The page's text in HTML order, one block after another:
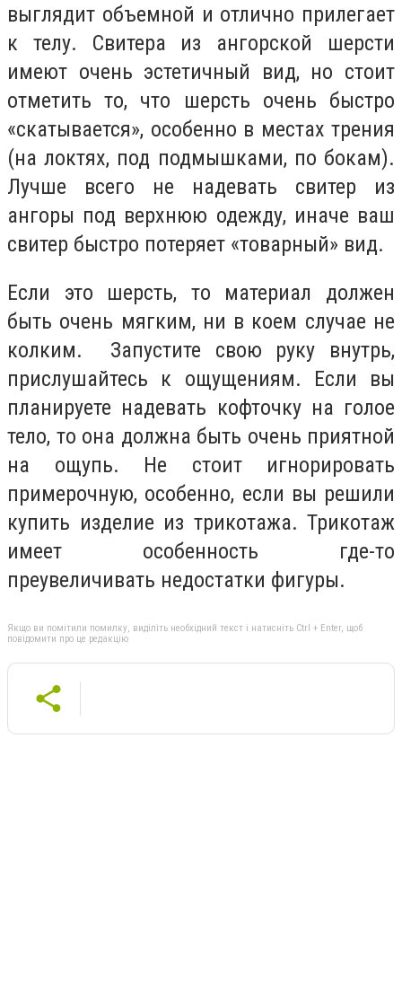
выглядит объемной и отлично прилегает
к телу. Свитера из ангорской шерсти
имеют очень эстетичный вид, но стоит
отметить то, что шерсть очень быстро
«скатывается», особенно в местах трения
(на локтях, под подмышками, по бокам).
Лучше всего не надевать свитер из
ангоры под верхнюю одежду, иначе ваш
свитер быстро потеряет «товарный» вид.
Если это шерсть, то материал должен
быть очень мягким, ни в коем случае не
колким. Запустите свою руку внутрь,
прислушайтесь к ощущениям. Если вы
планируете надевать кофточку на голое
тело, то она должна быть очень приятной
на ощупь. Не стоит игнорировать
примерочную, особенно, если вы решили
купить изделие из трикотажа. Трикотаж
имеет особенность где-то
преувеличивать недостатки фигуры.
Якщо ви помітили помилку, виділіть необхідний текст і натисніть Ctrl + Enter, щоб
повідомити про це редакцію